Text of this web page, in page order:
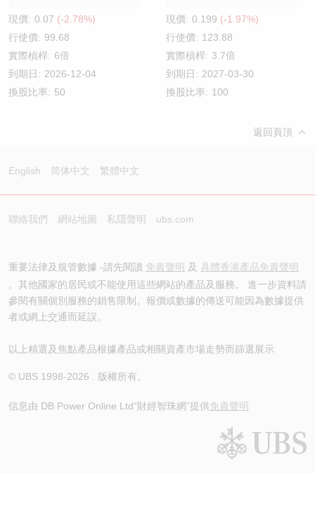
現價: 0.07 (-2.78%)
行使價: 99.68
實際槓桿: 6倍
到期日: 2026-12-04
換股比率: 50
現價: 0.199 (-1.97%)
行使價: 123.88
實際槓桿: 3.7倍
到期日: 2027-03-30
換股比率: 100
返回頁頂
English 简体中文 繁體中文
聯絡我們 網站地圖 私隱聲明 ubs.com
重要法律及規管數據 -請先閱讀 免責聲明 及 具體香港產品免責聲明
。其他國家的居民或不能使用這些網站的產品及服務。 進一步資料請
參閱有關個別服務的銷售限制。報價或數據的傳送可能因為數據提供
者或網上交通而延誤。
以上精選及焦點產品根據產品或相關資產市場走勢而篩選展示
© UBS 1998-2026 . 版權所有。
信息由 DB Power Online Ltd“財經智珠網”提供免責聲明